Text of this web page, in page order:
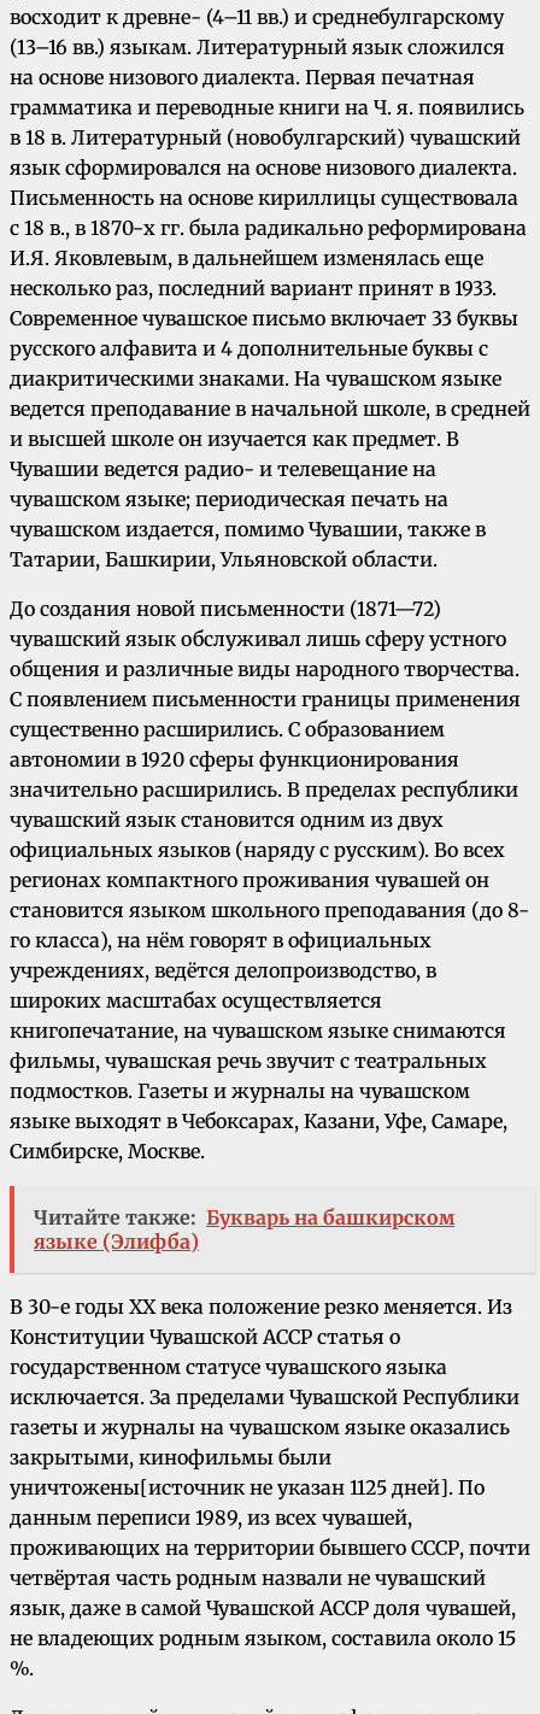
восходит к древне- (4–11 вв.) и среднебулгарскому
(13–16 вв.) языкам. Литературный язык сложился
на основе низового диалекта. Первая печатная
грамматика и переводные книги на Ч. я. появились
в 18 в. Литературный (новобулгарский) чувашский
язык сформировался на основе низового диалекта.
Письменность на основе кириллицы существовала
с 18 в., в 1870-х гг. была радикально реформирована
И.Я. Яковлевым, в дальнейшем изменялась еще
несколько раз, последний вариант принят в 1933.
Современное чувашское письмо включает 33 буквы
русского алфавита и 4 дополнительные буквы с
диакритическими знаками. На чувашском языке
ведется преподавание в начальной школе, в средней
и высшей школе он изучается как предмет. В
Чувашии ведется радио- и телевещание на
чувашском языке; периодическая печать на
чувашском издается, помимо Чувашии, также в
Татарии, Башкирии, Ульяновской области.
До создания новой письменности (1871—72)
чувашский язык обслуживал лишь сферу устного
общения и различные виды народного творчества.
С появлением письменности границы применения
существенно расширились. С образованием
автономии в 1920 сферы функционирования
значительно расширились. В пределах республики
чувашский язык становится одним из двух
официальных языков (наряду с русским). Во всех
регионах компактного проживания чувашей он
становится языком школьного преподавания (до 8-
го класса), на нём говорят в официальных
учреждениях, ведётся делопроизводство, в
широких масштабах осуществляется
книгопечатание, на чувашском языке снимаются
фильмы, чувашская речь звучит с театральных
подмостков. Газеты и журналы на чувашском
языке выходят в Чебоксарах, Казани, Уфе, Самаре,
Симбирске, Москве.
Читайте также: Букварь на башкирском
языке (Элифба)
В 30-е годы XX века положение резко меняется. Из
Конституции Чувашской АССР статья о
государственном статусе чувашского языка
исключается. За пределами Чувашской Республики
газеты и журналы на чувашском языке оказались
закрытыми, кинофильмы были
уничтожены[источник не указан 1125 дней]. По
данным переписи 1989, из всех чувашей,
проживающих на территории бывшего СССР, почти
четвёртая часть родным назвали не чувашский
язык, даже в самой Чувашской АССР доля чувашей,
не владеющих родным языком, составила около 15
%.